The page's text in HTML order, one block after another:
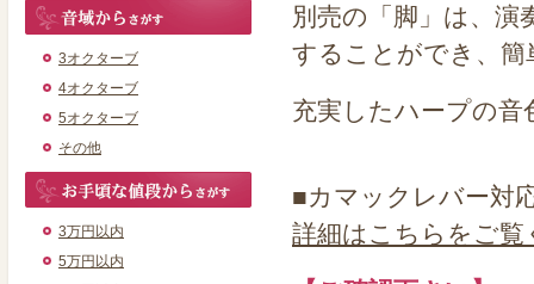
3オクターブ
4オクターブ
5オクターブ
その他
3万円以内
5万円以内
別売の「脚」は、
することができ、
充実したハープの
■カマックレバー対
詳細はこちらをご覧